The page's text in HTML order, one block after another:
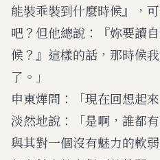
能裝乖裝到什麼時候』，
吧？但他總說：『妳要讀
候？』這樣的話，那時候
了。」
申東燁問：「現在回想起
淡然地說：「是啊，誰都
與其對一個沒有魅力的軟